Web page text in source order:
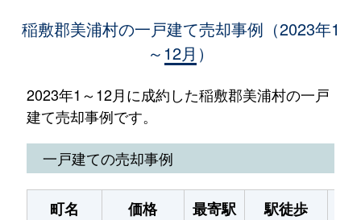
稲敷郡美浦村の一戸建て売却事例（2023年1
～12月）
2023年1～12月に成約した稲敷郡美浦村の一戸
建て売却事例です。
一戸建ての売却事例
町名 価格 最寄駅 駅徒歩